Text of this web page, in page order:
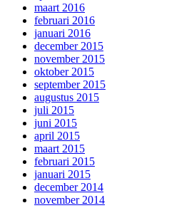
maart 2016
februari 2016
januari 2016
december 2015
november 2015
oktober 2015
september 2015
augustus 2015
juli 2015
juni 2015
april 2015
maart 2015
februari 2015
januari 2015
december 2014
november 2014